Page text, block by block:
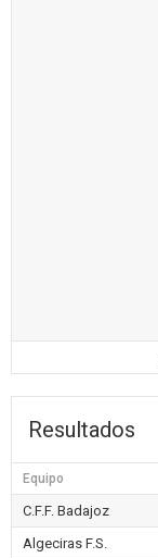
Resultados
Equipo
C.F.F. Badajoz
Algeciras F.S.